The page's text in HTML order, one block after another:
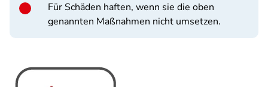
Für Schäden haften, wenn sie die oben
genannten Maßnahmen nicht umsetzen.